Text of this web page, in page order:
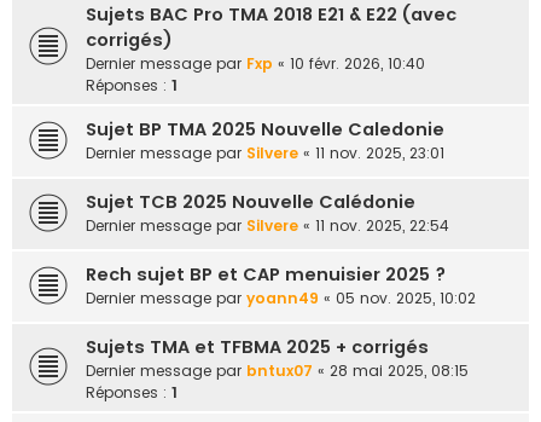
Sujets BAC Pro TMA 2018 E21 & E22 (avec
corrigés)
Dernier message par Fxp « 10 févr. 2026, 10:40
Réponses : 1
Sujet BP TMA 2025 Nouvelle Caledonie
Dernier message par Silvere « 11 nov. 2025, 23:01
Sujet TCB 2025 Nouvelle Calédonie
Dernier message par Silvere « 11 nov. 2025, 22:54
Rech sujet BP et CAP menuisier 2025 ?
Dernier message par yoann49 « 05 nov. 2025, 10:02
Sujets TMA et TFBMA 2025 + corrigés
Dernier message par bntux07 « 28 mai 2025, 08:15
Réponses : 1